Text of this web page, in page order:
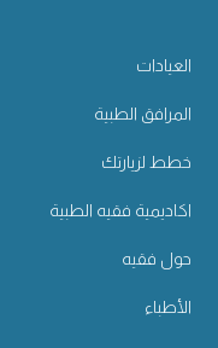
العيادات
المرافق الطبية
خطط لزيارتك
اكاديمية فقيه الطبية
حول فقيه
الأطباء